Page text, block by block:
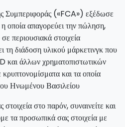
Συμπεριφοράς («FCA») εξέδωσε
οποία απαγορεύει την πώληση,
περιουσιακά στοιχεία
διάδοση υλικού μάρκετινγκ που
και άλλων χρηματοπιστωτικών
και τα οποία
Ηνωμένου Βασιλείου
στο παρόν, συναινείτε και
τα προσωπικά σας στοιχεία με